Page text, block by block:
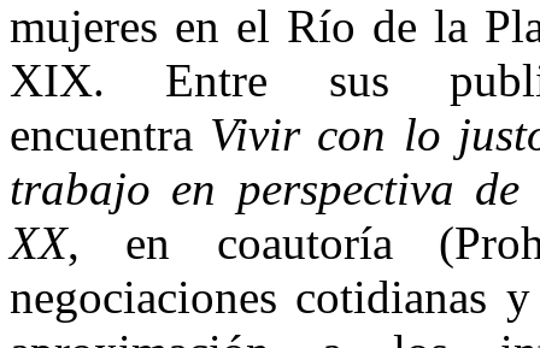
mujeres en el Río de la
XIX. Entre sus
encuentra Vivir con lo
trabajo en perspectiva
XX, en coautoría
negociaciones cotidianas